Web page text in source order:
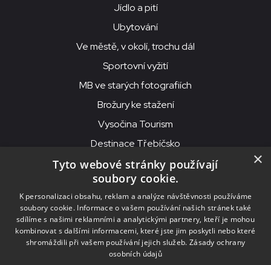
Jídlo a pití
Ubytování
Ve městě, v okolí, trochu dál
Sportovní vyžití
MB ve starých fotografiích
Brožury ke stažení
Vysočina Tourism
Destinace Třebíčsko
© 2026MKS Beseda Mor. Budějovice
MKS Beseda, příspěvková organizace, Purcnerova 62, 676 02
Moravské Budějovice
IČO: 00091758, DIČ: CZ00091758, ID datové schránky: chjn2kd
×
Tyto webové stránky používají
soubory cookie.
K personalizaci obsahu, reklam a analýze návštěvnosti používáme
soubory cookie. Informace o vašem používání našich stránek také
sdílíme s našimi reklamními a analytickými partnery, kteří je mohou
kombinovat s dalšími informacemi, které jste jim poskytli nebo které
shromáždili při vašem používání jejich služeb. Zásady ochrany
osobních údajů